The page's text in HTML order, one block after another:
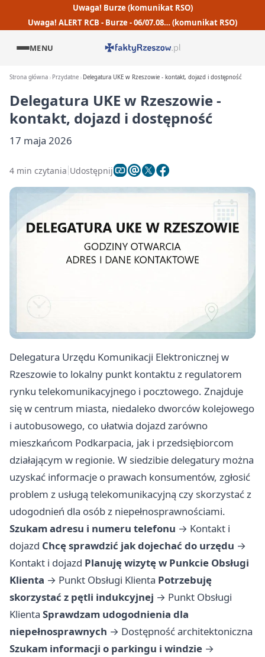
Uwaga! Burze (komunikat RSO)
Uwaga! ALERT RCB - Burze - 06/07.08… (komunikat RSO)
MENU
Strona główna Przydatne Delegatura UKE w Rzeszowie - kontakt, dojazd i dostępność
Delegatura UKE w Rzeszowie -
kontakt, dojazd i dostępność
17 maja 2026
4 min czytania Udostępnij
Delegatura Urzędu Komunikacji Elektronicznej w
Rzeszowie to lokalny punkt kontaktu z regulatorem
rynku telekomunikacyjnego i pocztowego. Znajduje
się w centrum miasta, niedaleko dworców kolejowego
i autobusowego, co ułatwia dojazd zarówno
mieszkańcom Podkarpacia, jak i przedsiębiorcom
działającym w regionie. W siedzibie delegatury można
uzyskać informacje o prawach konsumentów, zgłosić
problem z usługą telekomunikacyjną czy skorzystać z
udogodnień dla osób z niepełnosprawnościami.
Szukam adresu i numeru telefonu → Kontakt i
dojazd Chcę sprawdzić jak dojechać do urzędu →
Kontakt i dojazd Planuję wizytę w Punkcie Obsługi
Klienta → Punkt Obsługi Klienta Potrzebuję
skorzystać z pętli indukcyjnej → Punkt Obsługi
Klienta Sprawdzam udogodnienia dla
niepełnosprawnych → Dostępność architektoniczna
Szukam informacji o parkingu i windzie →